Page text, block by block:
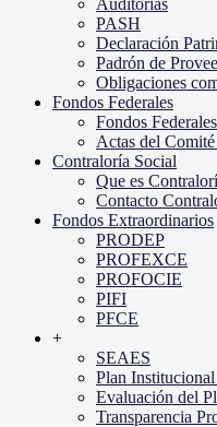
Auditorías
PASH
Declaración
Padrón de
Obligaciones
Fondos Federales
Fondos Federales
Actas del
Contraloría Social
Que es
Contacto
Fondos Extraordinarios
PRODEP
PROFEXCE
PROFOCIE
PIFI
PFCE
+
SEAES
Plan
Evaluación del
Transparencia